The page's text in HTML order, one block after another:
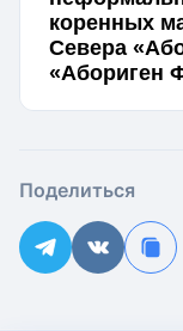
коренных
Севера
«Абориген
Поделиться